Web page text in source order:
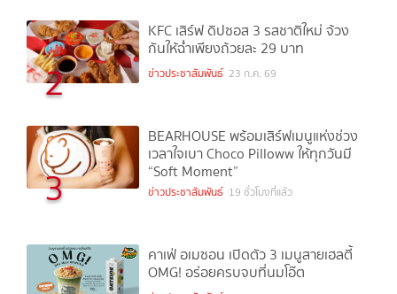
2
KFC เสิร์ฟ ดิปซอส 3 รสชาติใหม่ จ้วง
กันให้ฉ่ำเพียงถ้วยละ 29 บาท
ข่าวประชาสัมพันธ์ 23 ก.ค. 69
3
BEARHOUSE พร้อมเสิร์ฟเมนูแห่งช่วง
เวลาใจเบา Choco Pilloww ให้ทุกวันมี
“Soft Moment”
ข่าวประชาสัมพันธ์ 19 ชั่วโมงที่แล้ว
คาเฟ่ อเมซอน เปิดตัว 3 เมนูสายเฮลตี้
OMG! อร่อยครบจบที่นมโอ๊ต